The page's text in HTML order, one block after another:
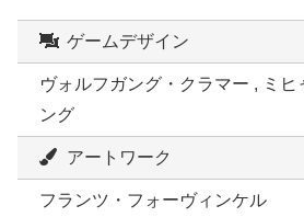
ゲームデザイン
ヴォルフガング・クラマー , ミヒ
ング
アートワーク
フランツ・フォーヴィンケル